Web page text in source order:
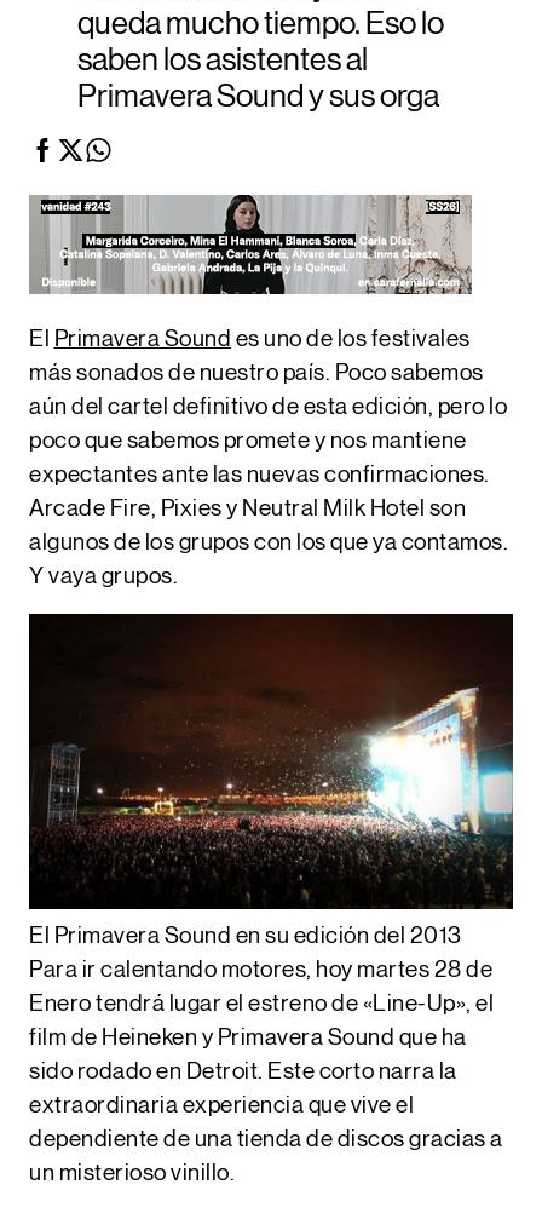
queda mucho tiempo. Eso lo
saben los asistentes al
Primavera Sound y sus orga
El Primavera Sound es uno de los festivales
más sonados de nuestro país. Poco sabemos
aún del cartel definitivo de esta edición, pero lo
poco que sabemos promete y nos mantiene
expectantes ante las nuevas confirmaciones.
Arcade Fire, Pixies y Neutral Milk Hotel son
algunos de los grupos con los que ya contamos.
Y vaya grupos.
El Primavera Sound en su edición del 2013
Para ir calentando motores, hoy martes 28 de
Enero tendrá lugar el estreno de «Line-Up», el
film de Heineken y Primavera Sound que ha
sido rodado en Detroit. Este corto narra la
extraordinaria experiencia que vive el
dependiente de una tienda de discos gracias a
un misterioso vinillo.